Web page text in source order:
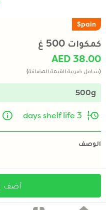
Spain
كمكوات 500 غ
AED 38.00
(شامل ضريبة القيمة المضافة)
500g
3 days shelf life
الوصف
أضف